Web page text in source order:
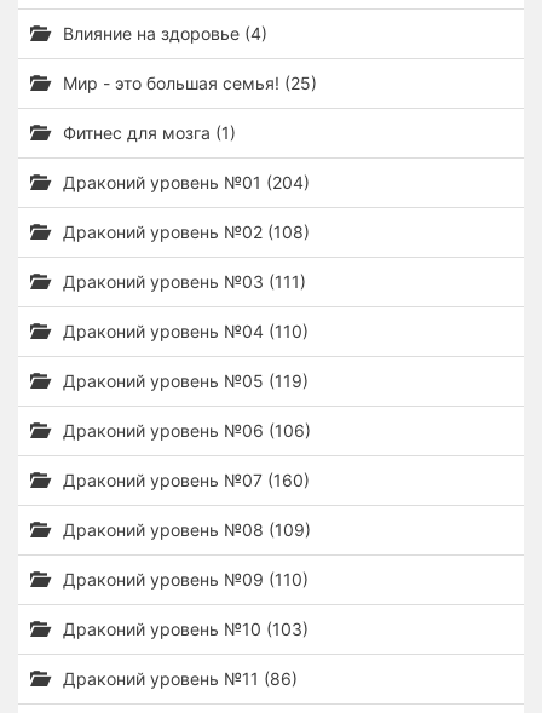
Влияние на здоровье (4)
Мир - это большая семья! (25)
Фитнес для мозга (1)
Драконий уровень №01 (204)
Драконий уровень №02 (108)
Драконий уровень №03 (111)
Драконий уровень №04 (110)
Драконий уровень №05 (119)
Драконий уровень №06 (106)
Драконий уровень №07 (160)
Драконий уровень №08 (109)
Драконий уровень №09 (110)
Драконий уровень №10 (103)
Драконий уровень №11 (86)